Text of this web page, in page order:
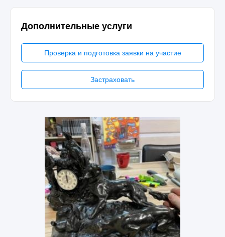
Дополнительные услуги
Проверка и подготовка заявки на участие
Застраховать